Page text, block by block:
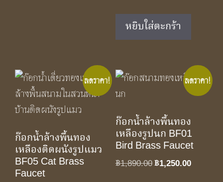
฿1,890.00.
หยิบใส่ตะกร้า
ลดราคา!
ก๊อกน้ำล้างพื้นทอง
เหลืองติดผนังรูปแมว
BF05 Cat Brass
Faucet
ลดราคา!
ก๊อกน้ำล้างพื้นทอง
เหลืองรูปนก BF01
Bird Brass Faucet
฿1,890.00Original
฿1,250.00Current